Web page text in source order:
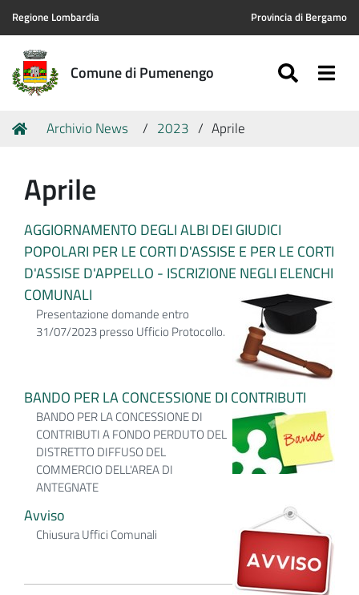
Regione Lombardia Provincia di Bergamo
Comune di Pumenengo
Tu
Home
Archivio News 2023 Aprile
Aprile
AGGIORNAMENTO DEGLI ALBI DEI GIUDICI
POPOLARI PER LE CORTI D'ASSISE E PER LE CORTI
D'ASSISE D'APPELLO - ISCRIZIONE NEGLI ELENCHI
COMUNALI
Presentazione domande entro
31/07/2023 presso Ufficio Protocollo.
BANDO PER LA CONCESSIONE DI CONTRIBUTI
BANDO PER LA CONCESSIONE DI
CONTRIBUTI A FONDO PERDUTO DEL
DISTRETTO DIFFUSO DEL
COMMERCIO DELL'AREA DI
ANTEGNATE
Avviso
Chiusura Uffici Comunali